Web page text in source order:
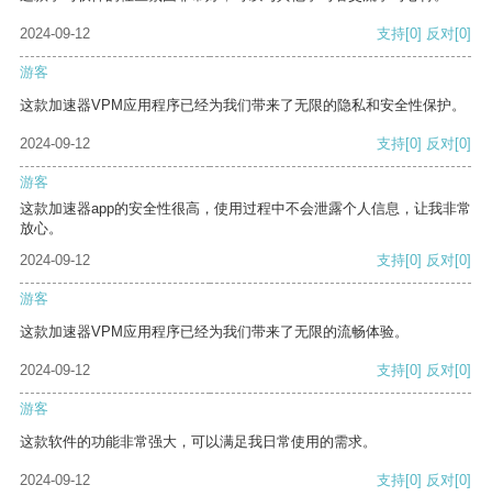
2024-09-12 支持[0] 反对[0]
游客
这款加速器VPM应用程序已经为我们带来了无限的隐私和安全性保护。
2024-09-12 支持[0] 反对[0]
游客
这款加速器app的安全性很高，使用过程中不会泄露个人信息，让我非常
放心。
2024-09-12
支持[0] 反对[0]
游客
这款加速器VPM应用程序已经为我们带来了无限的流畅体验。
2024-09-12 支持[0] 反对[0]
游客
这款软件的功能非常强大，可以满足我日常使用的需求。
2024-09-12 支持[0] 反对[0]